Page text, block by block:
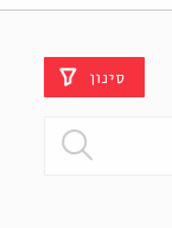
סינון